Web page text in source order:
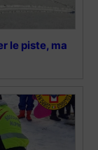
le piste, ma